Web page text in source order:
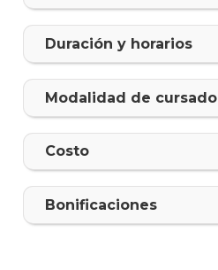
Duración y horarios
Modalidad de cursado
Costo
Bonificaciones